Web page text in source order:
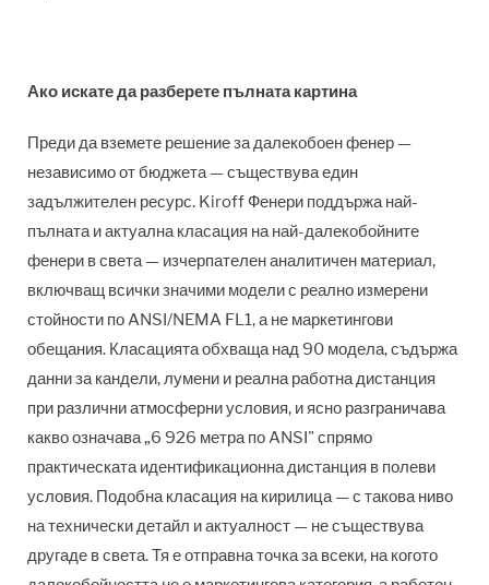
Ако искате да разберете пълната картина
Преди да вземете решение за далекобоен фенер —
независимо от бюджета — съществува един
задължителен ресурс. Kiroff Фенери поддържа най-
пълната и актуална класация на най-далекобойните
фенери в света — изчерпателен аналитичен материал,
включващ всички значими модели с реално измерени
стойности по ANSI/NEMA FL1, а не маркетингови
обещания. Класацията обхваща над 90 модела, съдържа
данни за кандели, лумени и реална работна дистанция
при различни атмосферни условия, и ясно разграничава
какво означава „6 926 метра по ANSI" спрямо
практическата идентификационна дистанция в полеви
условия. Подобна класация на кирилица — с такова ниво
на технически детайл и актуалност — не съществува
другаде в света. Тя е отправна точка за всеки, на когото